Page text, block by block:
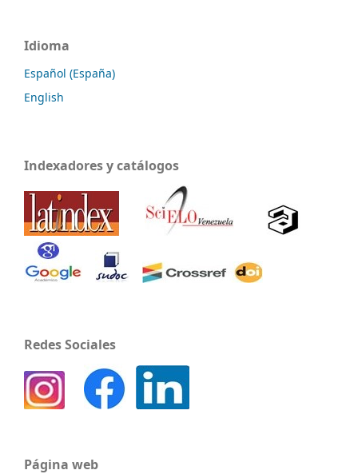
Idioma
Español (España)
English
Indexadores y catálogos
Redes Sociales
Página web